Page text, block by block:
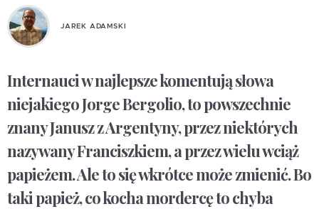
JAREK ADAMSKI
Internauci w najlepsze komentują słowa
niejakiego Jorge Bergolio, to powszechnie
znany Janusz z Argentyny, przez niektórych
nazywany Franciszkiem, a przez wielu wciąż
papieżem. Ale to się wkrótce może zmienić. Bo
taki papież, co kocha mordercę to chyba